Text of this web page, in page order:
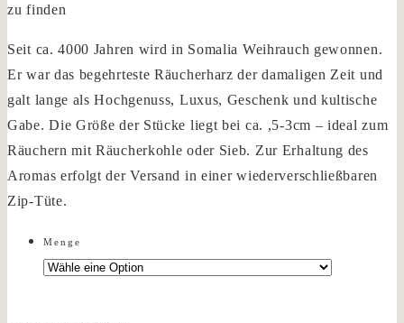
zu finden
Seit ca. 4000 Jahren wird in Somalia Weihrauch gewonnen.
Er war das begehrteste Räucherharz der damaligen Zeit und
galt lange als Hochgenuss, Luxus, Geschenk und kultische
Gabe. Die Größe der Stücke liegt bei ca. ,5-3cm – ideal zum
Räuchern mit Räucherkohle oder Sieb. Zur Erhaltung des
Aromas erfolgt der Versand in einer wiederverschließbaren
Zip-Tüte.
Menge